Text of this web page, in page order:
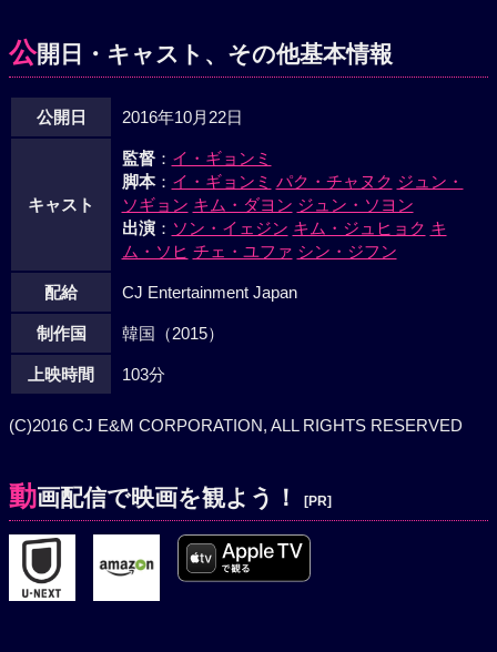
公開日・キャスト、その他基本情報
公開日 2016年10月22日
キャスト
監督： イ・ギョンミ
脚本： イ・ギョンミ パク・チャヌク ジュン・
ソギョン キム・ダヨン ジュン・ソヨン
出演： ソン・イェジン キム・ジュヒョク キ
ム・ソヒ チェ・ユファ シン・ジフン
配給 CJ Entertainment Japan
制作国 韓国（2015）
上映時間 103分
(C)2016 CJ E&M CORPORATION, ALL RIGHTS RESERVED
動画配信で映画を観よう！ [PR]